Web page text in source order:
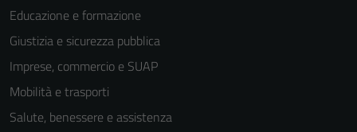
Educazione e formazione
Giustizia e sicurezza pubblica
Imprese, commercio e SUAP
Mobilità e trasporti
Salute, benessere e assistenza